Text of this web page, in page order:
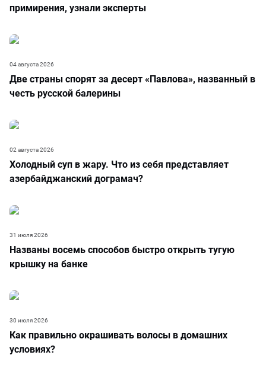
примирения, узнали эксперты
Две страны спорят за десерт «Павлова», названный в
честь русской балерины
04 августа 2026
Холодный суп в жару. Что из себя представляет
азербайджанский дограмач?
02 августа 2026
Названы восемь способов быстро открыть тугую
крышку на банке
31 июля 2026
Как правильно окрашивать волосы в домашних
условиях?
30 июля 2026